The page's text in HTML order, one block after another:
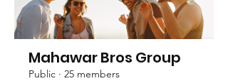
Mahawar Bros Group
Public · 25 members